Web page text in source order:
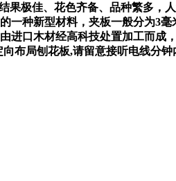
极佳、花色齐备、品种繁多，
种新型材料，夹板一般分为3
口木材经高科技处置加工而成
布局刨花板,请留意接听电线分钟